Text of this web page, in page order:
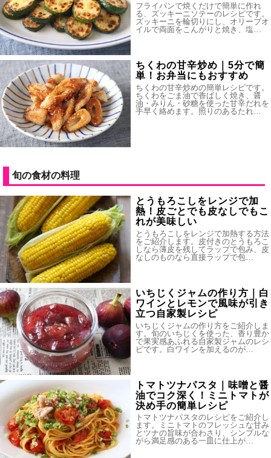
フライパンで焼くだけで簡単に作れ
る、ズッキーニソテーのレシピです。
ズッキーニを輪切りにし、オリーブオ
イルで両面をこんがりと焼き、塩…
ちくわの甘辛炒め｜5分で簡
単！お弁当にもおすすめ
ちくわの甘辛炒めの簡単レシピです。
ちくわをごま油で香ばしく焼き、醤
油・みりん・砂糖を使った甘辛だれを
手早く絡めます。照りのあるたれ…
旬の食材の料理
とうもろこしをレンジで加
熱！皮ごとでも皮なしでもこ
れが美味しい
とうもろこしをレンジで加熱する方法
をご紹介します。皮付きのとうもろこ
しなら薄皮を残してラップで包み、皮
なしのものなら直接ラップで包…
いちじくジャムの作り方｜白
ワインとレモンで風味が引き
立つ自家製レシピ
いちじくジャムの作り方をご紹介しま
す。旬のいちじくを使った、香り豊か
で果実感あふれる自家製ジャムのレシ
ピです。白ワインを加えるのが…
トマトツナパスタ｜味噌と醤
油でコク深く！ミニトマトが
決め手の簡単レシピ
トマトツナパスタのレシピをご紹介し
ます。ミニトマトのフレッシュな甘み
とツナの旨味が合わさり、シンプルな
がら満足感のある一皿に仕上が…